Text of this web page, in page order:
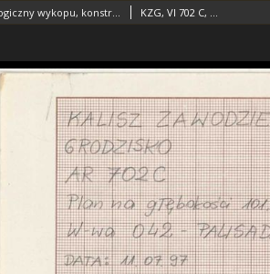
KZG, VI 702 C, plan archeologiczny wykopu, konstrukcje drewniane KZG, VI 702 C, plan archeologiczny wykopu, konstrukcje drewniane średniowiecze wczesne